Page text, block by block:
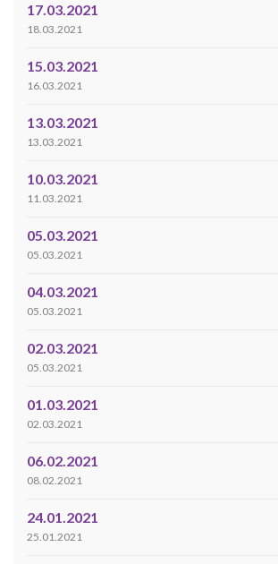
17.03.2021
18.03.2021
15.03.2021
16.03.2021
13.03.2021
13.03.2021
10.03.2021
11.03.2021
05.03.2021
05.03.2021
04.03.2021
05.03.2021
02.03.2021
05.03.2021
01.03.2021
02.03.2021
06.02.2021
08.02.2021
24.01.2021
25.01.2021